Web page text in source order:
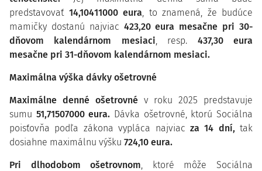
predstavovať 14,10411000 eura, to znamená, že budúce
mamičky dostanú najviac 423,20 eura mesačne pri 30-
dňovom kalendárnom mesiaci, resp. 437,30 eura
mesačne pri 31-dňovom kalendárnom mesiaci.
Maximálna výška dávky ošetrovné
Maximálne denné ošetrovné v roku 2025 predstavuje
sumu 51,71507000 eura. Dávka ošetrovné, ktorú Sociálna
poisťovňa podľa zákona vypláca najviac za 14 dní, tak
dosiahne maximálnu výšku 724,10 eura.
Pri dlhodobom ošetrovnom, ktoré môže Sociálna